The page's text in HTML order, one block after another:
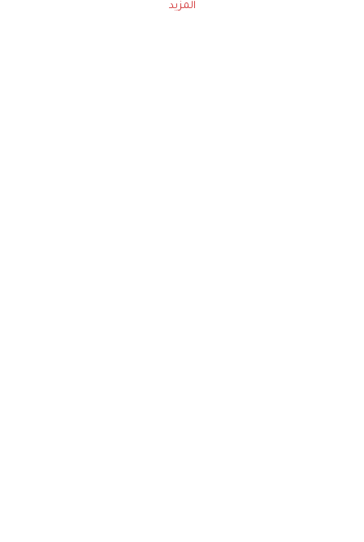
المزيد